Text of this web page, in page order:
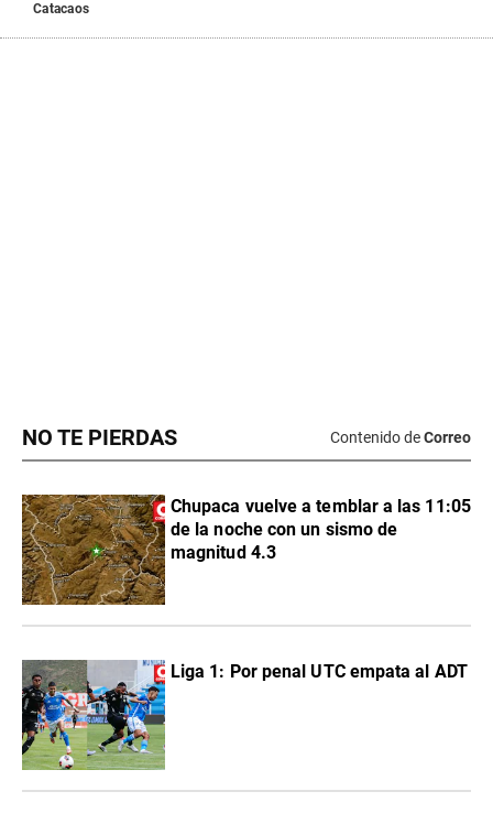
NO TE PIERDAS Contenido deCorreo
Chupaca vuelve a temblar a las 11:05
de la noche con un sismo de
magnitud 4.3
Liga 1: Por penal UTC empata al ADT